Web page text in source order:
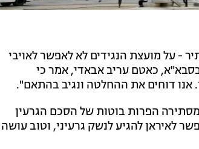
- על מועצת הנגידים לא לאפשר לאויבי
כאטם עריב אבאדי, אמר כי
אנו דוחים את ההחלטה ונגיב בהתאם".
הפרות בוטות של הסכם הגרעין
לאיראן להגיע לנשק גרעיני, וטוב עושה